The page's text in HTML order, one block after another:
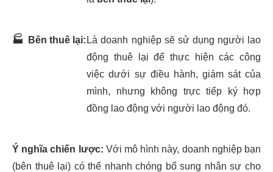
🏭 Bên thuê lại: Là doanh nghiệp sẽ sử dụng người lao
động thuê lại để thực hiện các công
việc dưới sự điều hành, giám sát của
mình, nhưng không trực tiếp ký hợp
đồng lao động với người lao động đó.
Ý nghĩa chiến lược: Với mô hình này, doanh nghiệp bạn
(bên thuê lại) có thể nhanh chóng bổ sung nhân sự cho